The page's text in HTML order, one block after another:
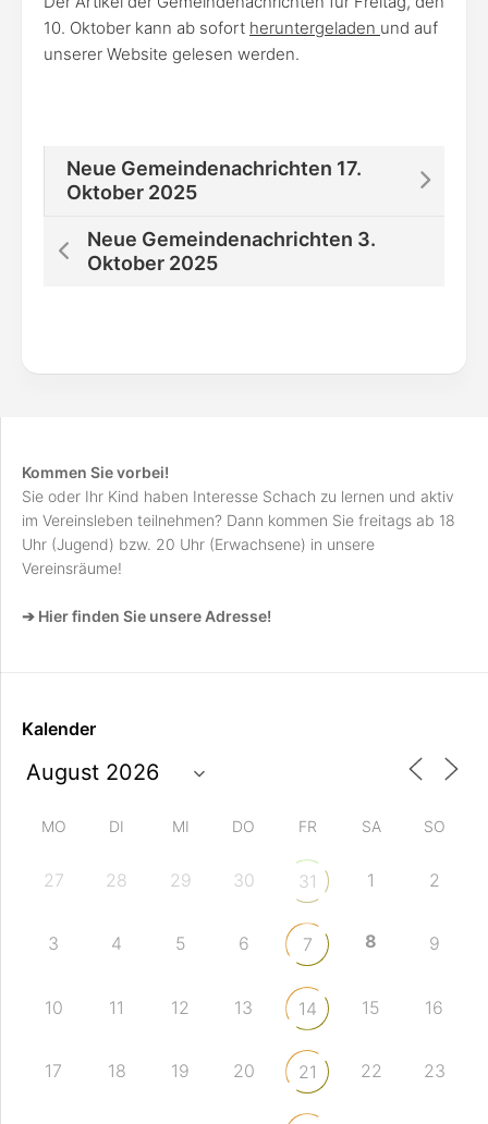
10. Oktober kann ab sofort heruntergeladen und auf
unserer Website gelesen werden.
Neue Gemeindenachrichten 17.
Oktober 2025
Neue Gemeindenachrichten 3.
Oktober 2025
Kommen Sie vorbei!
Sie oder Ihr Kind haben Interesse Schach zu lernen und aktiv
im Vereinsleben teilnehmen? Dann kommen Sie freitags ab 18
Uhr (Jugend) bzw. 20 Uhr (Erwachsene) in unsere
Vereinsräume!
➔ Hier finden Sie unsere Adresse!
Kalender
MO DI MI DO FR SA SO
27 28 29 30 31 1 2
3 4 5 6 7 8 9
10 11 12 13 14 15 16
17 18 19 20 21 22 23